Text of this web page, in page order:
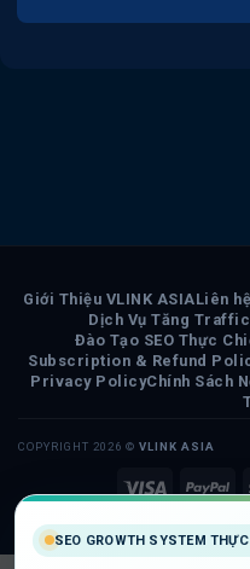
Visa
Giới Thiệu VLINK ASIALiên
Dịch Vụ Tăng Traffic
Đào Tạo SEO Thực
Subscription & Refund
Privacy PolicyChính Sách
COPYRIGHT 2026 © VLINK ASIA
SEO GROWTH SYSTEM